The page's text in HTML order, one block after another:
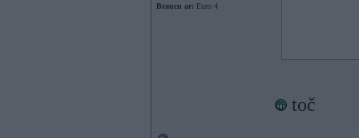
Braucu ar: Euro 4
toč